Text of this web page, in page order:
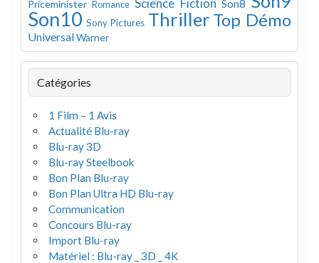
Priceminister Romance Son8
Son10 Sony Pictures Thriller Top Démo
UniversalWarner
Catégories
1 Film – 1 Avis
Actualité Blu-ray
Blu-ray 3D
Blu-ray Steelbook
Bon Plan Blu-ray
Bon Plan Ultra HD Blu-ray
Communication
Concours Blu-ray
Import Blu-ray
Matériel : Blu-ray _ 3D _ 4K